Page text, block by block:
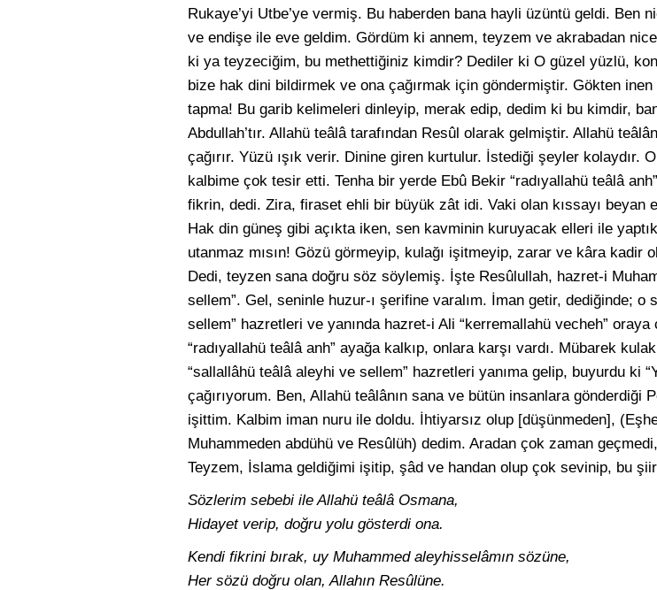
Rukaye’yi Utbe’ye vermiş. Bu haberden bana hayli üzüntü geldi. Ben
ve endişe ile eve geldim. Gördüm ki annem, teyzem ve akrabadan
ki ya teyzeciğim, bu methettiğiniz kimdir? Dediler ki O güzel yüzlü,
bize hak dini bildirmek ve ona çağırmak için göndermiştir. Gökten
tapma! Bu garib kelimeleri dinleyip, merak edip, dedim ki bu kimdir,
Abdullah’tır. Allahü teâlâ tarafından Resûl olarak gelmiştir. Allahü
çağırır. Yüzü ışık verir. Dinine giren kurtulur. İstediği şeyler kolaydır.
kalbime çok tesir etti. Tenha bir yerde Ebû Bekir “radıyallahü teâlâ
fikrin, dedi. Zira, firaset ehli bir büyük zât idi. Vaki olan kıssayı beyan
Hak din güneş gibi açıkta iken, sen kavminin kuruyacak elleri ile
utanmaz mısın! Gözü görmeyip, kulağı işitmeyip, zarar ve kâra kadir
Dedi, teyzen sana doğru söz söylemiş. İşte Resûlullah, hazret-i
sellem”. Gel, seninle huzur-ı şerifine varalım. İman getir, dediğinde; o
sellem” hazretleri ve yanında hazret-i Ali “kerremallahü vecheh”
“radıyallahü teâlâ anh” ayağa kalkıp, onlara karşı vardı. Mübarek
“sallallâhü teâlâ aleyhi ve sellem” hazretleri yanıma gelip, buyurdu ki
çağırıyorum. Ben, Allahü teâlânın sana ve bütün insanlara gönderdiği
işittim. Kalbim iman nuru ile doldu. İhtiyarsız olup [düşünmeden],
Muhammeden abdühü ve Resûlüh) dedim. Aradan çok zaman
Teyzem, İslama geldiğimi işitip, şâd ve handan olup çok sevinip, bu
Sözlerim sebebi ile Allahü teâlâ Osmana,
Hidayet verip, doğru yolu gösterdi ona.
Kendi fikrini bırak, uy Muhammed aleyhisselâmın sözüne,
Her sözü doğru olan, Allahın Resûlüne.